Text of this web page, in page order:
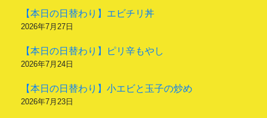
【本日の日替わり】エビチリ丼
2026年7月27日
【本日の日替わり】ピリ辛もやし
2026年7月24日
【本日の日替わり】小エビと玉子の炒め
2026年7月23日